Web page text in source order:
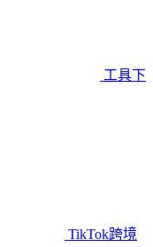
工具下
TikTok跨境